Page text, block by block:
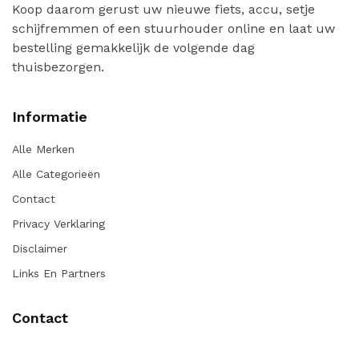
Koop daarom gerust uw nieuwe fiets, accu, setje
schijfremmen of een stuurhouder online en laat uw
bestelling gemakkelijk de volgende dag
thuisbezorgen.
Informatie
Alle Merken
Alle Categorieën
Contact
Privacy Verklaring
Disclaimer
Links En Partners
Contact